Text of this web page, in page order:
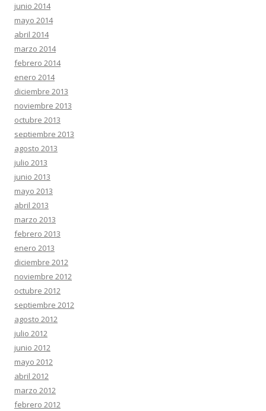
junio 2014
mayo 2014
abril 2014
marzo 2014
febrero 2014
enero 2014
diciembre 2013
noviembre 2013
octubre 2013
septiembre 2013
agosto 2013
julio 2013
junio 2013
mayo 2013
abril 2013
marzo 2013
febrero 2013
enero 2013
diciembre 2012
noviembre 2012
octubre 2012
septiembre 2012
agosto 2012
julio 2012
junio 2012
mayo 2012
abril 2012
marzo 2012
febrero 2012